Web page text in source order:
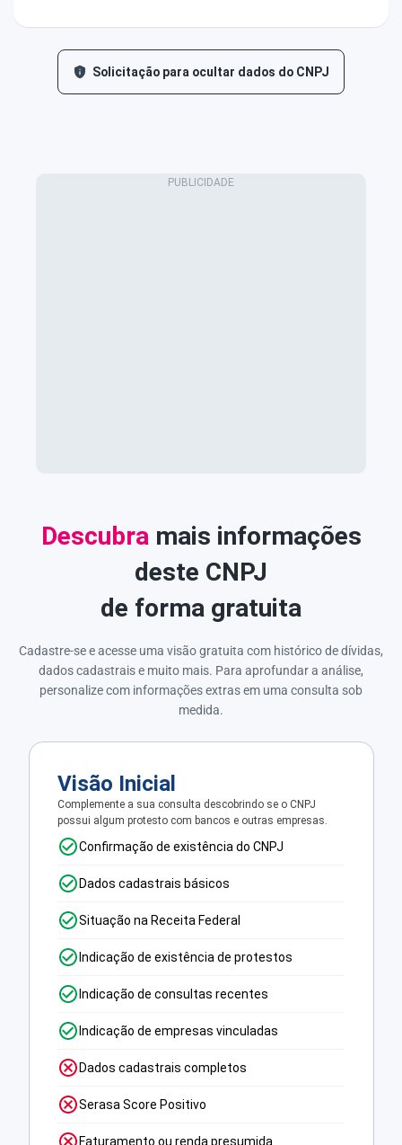
Solicitação para ocultar dados do CNPJ
Descubramais informações
deste CNPJ
de forma gratuita
Cadastre-se e acesse uma visão gratuita com histórico de dívidas,
dados cadastrais e muito mais. Para aprofundar a análise,
personalize com informações extras em uma consulta sob
medida.
Visão Inicial
Complemente a sua consulta descobrindo se o CNPJ
possui algum protesto com bancos e outras empresas.
Confirmação de existência do CNPJ
Dados cadastrais básicos
Situação na Receita Federal
Indicação de existência de protestos
Indicação de consultas recentes
Indicação de empresas vinculadas
Dados cadastrais completos
Serasa Score Positivo
Faturamento ou renda presumida